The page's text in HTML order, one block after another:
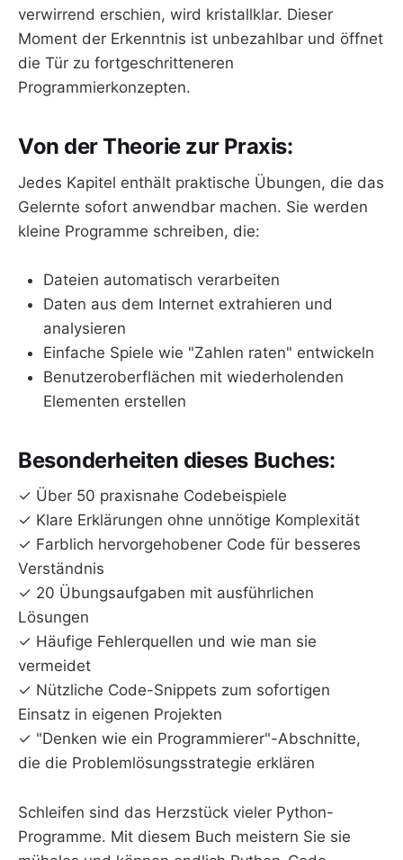
verwirrend erschien, wird kristallklar. Dieser
Moment der Erkenntnis ist unbezahlbar und öffnet
die Tür zu fortgeschritteneren
Programmierkonzepten.
Von der Theorie zur Praxis:
Jedes Kapitel enthält praktische Übungen, die das
Gelernte sofort anwendbar machen. Sie werden
kleine Programme schreiben, die:
Dateien automatisch verarbeiten
Daten aus dem Internet extrahieren und
analysieren
Einfache Spiele wie "Zahlen raten" entwickeln
Benutzeroberflächen mit wiederholenden
Elementen erstellen
Besonderheiten dieses Buches:
✓ Über 50 praxisnahe Codebeispiele
✓ Klare Erklärungen ohne unnötige Komplexität
✓ Farblich hervorgehobener Code für besseres
Verständnis
✓ 20 Übungsaufgaben mit ausführlichen
Lösungen
✓ Häufige Fehlerquellen und wie man sie
vermeidet
✓ Nützliche Code-Snippets zum sofortigen
Einsatz in eigenen Projekten
✓ "Denken wie ein Programmierer"-Abschnitte,
die die Problemlösungsstrategie erklären
Schleifen sind das Herzstück vieler Python-
Programme. Mit diesem Buch meistern Sie sie